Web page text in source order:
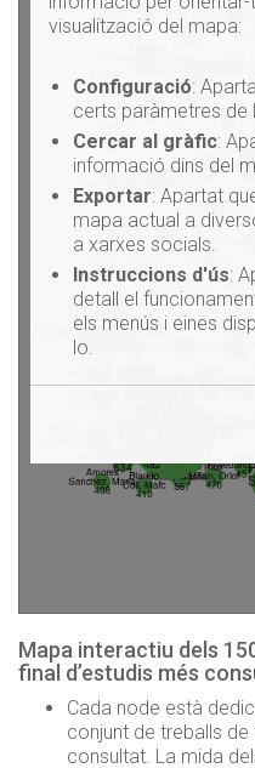
Mapa interactiu dels
final d’estudis més
Cada node està
conjunt de treballs
consultat. La mida